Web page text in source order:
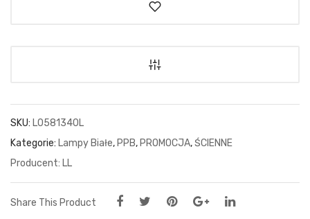
SKU: L0581340L
Kategorie: Lampy Białe,PPB,PROMOCJA,ŚCIENNE
LL
Share This Product